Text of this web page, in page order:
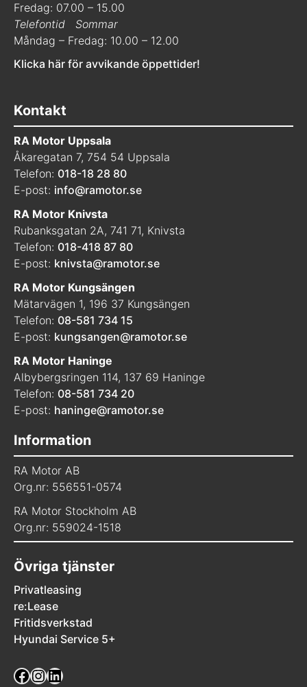
Fredag: 07.00 – 15.00
Telefontid
Sommar
Måndag – Fredag: 10.00 – 12.00
Klicka här för avvikande öppettider!
Kontakt
RA Motor Uppsala
Åkaregatan 7, 754 54 Uppsala
Telefon: 018-18 28 80
E-post: info@ramotor.se
RA Motor Knivsta
Rubanksgatan 2A, 741 71, Knivsta
Telefon: 018-418 87 80
E-post: knivsta@ramotor.se
RA Motor Kungsängen
Mätarvägen 1, 196 37 Kungsängen
Telefon: 08-581 734 15
E-post: kungsangen@ramotor.se
RA Motor Haninge
Albybergsringen 114, 137 69 Haninge
Telefon: 08-581 734 20
E-post: haninge@ramotor.se
Information
RA Motor AB
Org.nr: 556551-0574
RA Motor Stockholm AB
Org.nr: 559024-1518
Övriga tjänster
Privatleasing
re:Lease
Fritidsverkstad
Hyundai Service 5+
Facebook
Instagram
LinkedIn